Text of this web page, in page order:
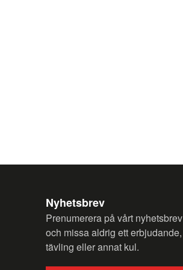
Nyhetsbrev
Prenumerera på vårt nyhetsbrev
och missa aldrig ett erbjudande,
tävling eller annat kul.